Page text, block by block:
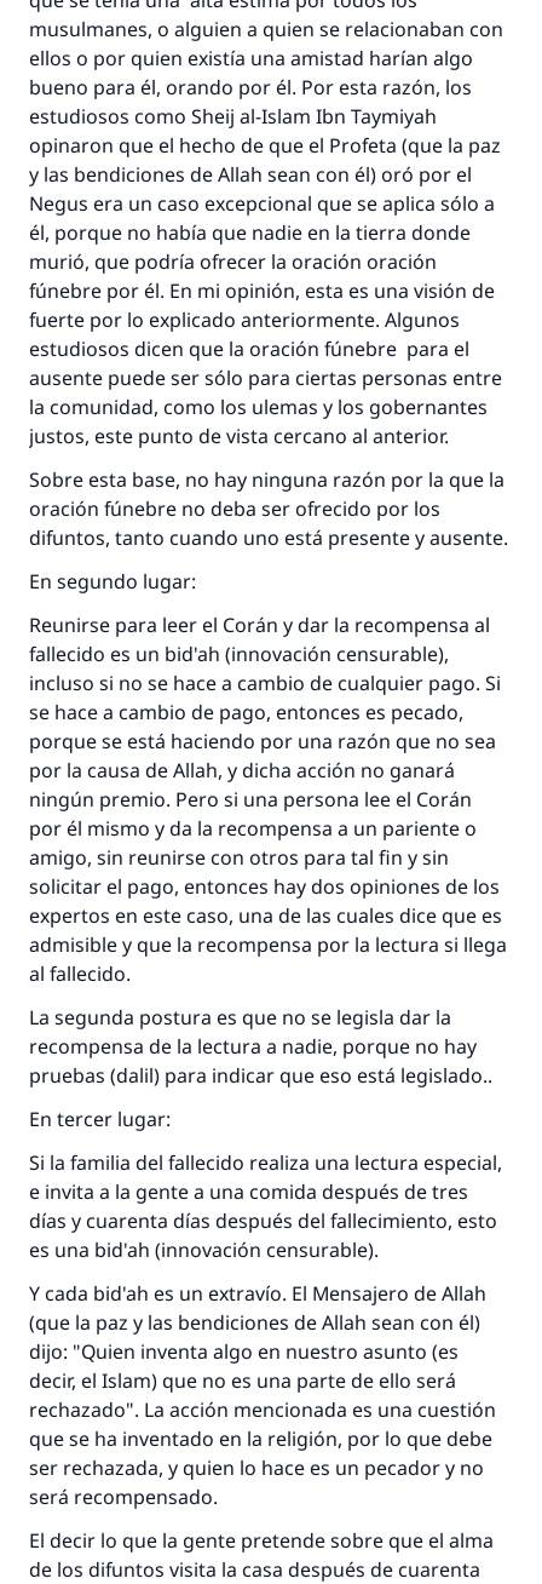
musulmanes, o alguien a quien se relacionaban con
ellos o por quien existía una amistad harían algo
bueno para él, orando por él. Por esta razón, los
estudiosos como Sheij al-Islam Ibn Taymiyah
opinaron que el hecho de que el Profeta (que la paz
y las bendiciones de Allah sean con él) oró por el
Negus era un caso excepcional que se aplica sólo a
él, porque no había que nadie en la tierra donde
murió, que podría ofrecer la oración oración
fúnebre por él. En mi opinión, esta es una visión de
fuerte por lo explicado anteriormente. Algunos
estudiosos dicen que la oración fúnebre para el
ausente puede ser sólo para ciertas personas entre
la comunidad, como los ulemas y los gobernantes
justos, este punto de vista cercano al anterior.
Sobre esta base, no hay ninguna razón por la que la
oración fúnebre no deba ser ofrecido por los
difuntos, tanto cuando uno está presente y ausente.
En segundo lugar:
Reunirse para leer el Corán y dar la recompensa al
fallecido es un bid'ah (innovación censurable),
incluso si no se hace a cambio de cualquier pago. Si
se hace a cambio de pago, entonces es pecado,
porque se está haciendo por una razón que no sea
por la causa de Allah, y dicha acción no ganará
ningún premio. Pero si una persona lee el Corán
por él mismo y da la recompensa a un pariente o
amigo, sin reunirse con otros para tal fin y sin
solicitar el pago, entonces hay dos opiniones de los
expertos en este caso, una de las cuales dice que es
admisible y que la recompensa por la lectura si llega
al fallecido.
La segunda postura es que no se legisla dar la
recompensa de la lectura a nadie, porque no hay
pruebas (dalil) para indicar que eso está legislado..
En tercer lugar:
Si la familia del fallecido realiza una lectura especial,
e invita a la gente a una comida después de tres
días y cuarenta días después del fallecimiento, esto
es una bid'ah (innovación censurable).
Y cada bid'ah es un extravío. El Mensajero de Allah
(que la paz y las bendiciones de Allah sean con él)
dijo: "Quien inventa algo en nuestro asunto (es
decir, el Islam) que no es una parte de ello será
rechazado". La acción mencionada es una cuestión
que se ha inventado en la religión, por lo que debe
ser rechazada, y quien lo hace es un pecador y no
será recompensado.
El decir lo que la gente pretende sobre que el alma
de los difuntos visita la casa después de cuarenta
La respuesta no. 110845 salvó un
matrimonio.
Desde la Q hasta la A, su contribución ayuda a
IslamQA.
Profeta ﷺ dijo:
"Una persona que orienta a otros a hacer el
bien obtendrá la misma recompensa que
aquellos que lo realicen."
(MUSLIM, 1893)